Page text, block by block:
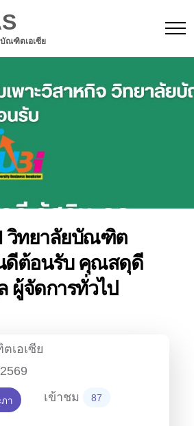
ณฑิตเอเซีย
วิทยาลัยบัณฑิต
ดีต้อนรับ คุณสดุดี
ผู้จัดการทั่วไป
เอเซีย
า เข้าชม 87